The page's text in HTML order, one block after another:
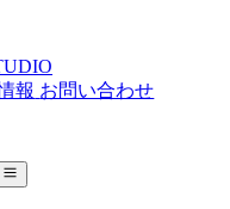
報 お問い合わせ